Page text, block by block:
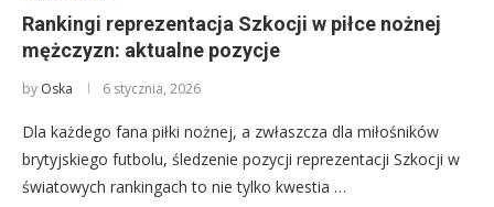
Rankingi reprezentacja Szkocji w piłce nożnej
mężczyzn: aktualne pozycje
by Oska 6 stycznia, 2026
Dla każdego fana piłki nożnej, a zwłaszcza dla miłośników
brytyjskiego futbolu, śledzenie pozycji reprezentacji Szkocji w
światowych rankingach to nie tylko kwestia …